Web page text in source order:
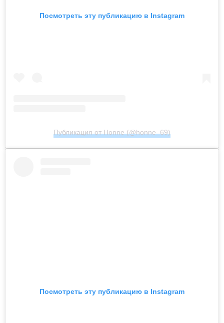
Посмотреть эту публикацию в Instagram
Публикация от Honne (@honne_69)
Посмотреть эту публикацию в Instagram